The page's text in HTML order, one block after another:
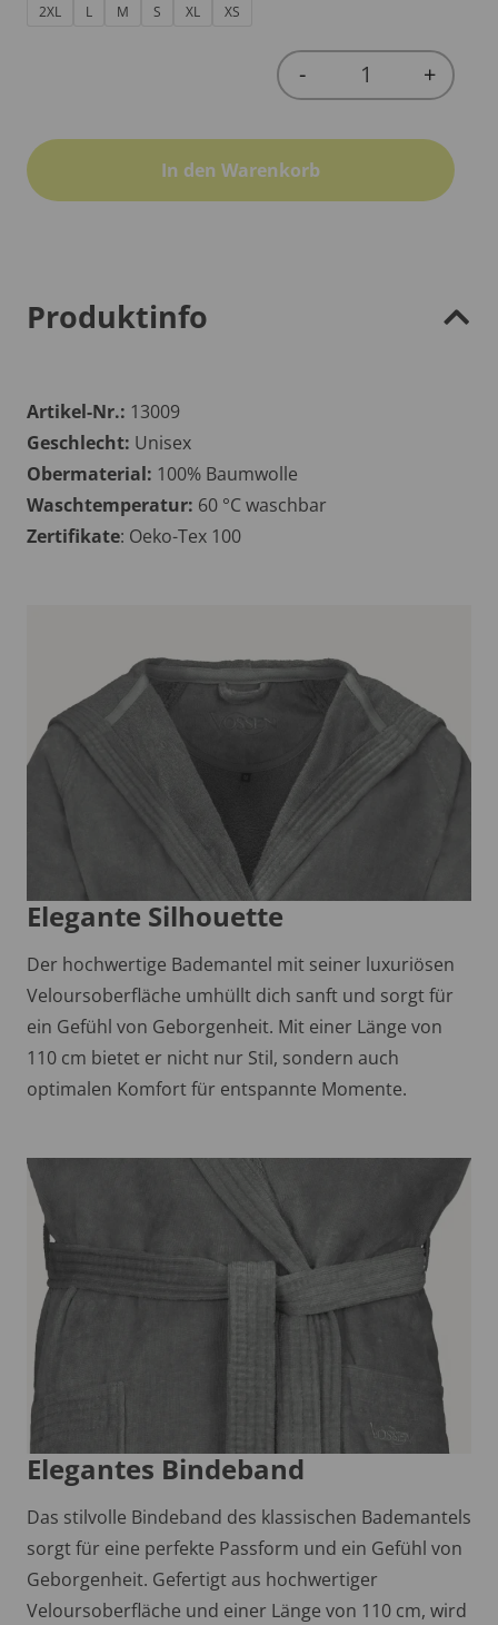
2XL L M S XL XS
Quantity
- +
In den Warenkorb
Produktinfo
Artikel-Nr.: 13009
Geschlecht: Unisex
Obermaterial: 100% Baumwolle
Waschtemperatur: 60 °C waschbar
Zertifikate: Oeko-Tex 100
Elegante Silhouette
Der hochwertige Bademantel mit seiner luxuriösen
Veloursoberfläche umhüllt dich sanft und sorgt für
ein Gefühl von Geborgenheit. Mit einer Länge von
110 cm bietet er nicht nur Stil, sondern auch
optimalen Komfort für entspannte Momente.
Elegantes Bindeband
Das stilvolle Bindeband des klassischen Bademantels
sorgt für eine perfekte Passform und ein Gefühl von
Geborgenheit. Gefertigt aus hochwertiger
Veloursoberfläche und einer Länge von 110 cm, wird